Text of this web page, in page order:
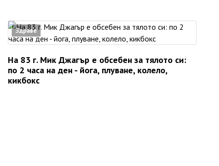
Здраве
На 83 г. Мик Джагър е обсебен за тялото си:
по 2 часа на ден - йога, плуване, колело,
кикбокс